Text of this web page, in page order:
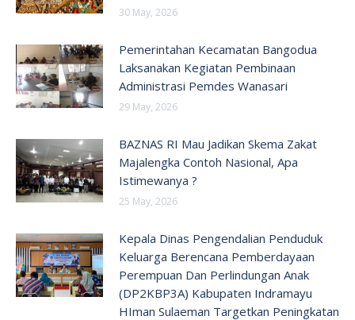
30 May, 2026
Pemerintahan Kecamatan Bangodua
Laksanakan Kegiatan Pembinaan
Administrasi Pemdes Wanasari
29 May, 2026
BAZNAS RI Mau Jadikan Skema Zakat
Majalengka Contoh Nasional, Apa
Istimewanya ?
25 May, 2026
Kepala Dinas Pengendalian Penduduk
Keluarga Berencana Pemberdayaan
Perempuan Dan Perlindungan Anak
(DP2KBP3A) Kabupaten Indramayu
HIman Sulaeman Targetkan Peningkatan